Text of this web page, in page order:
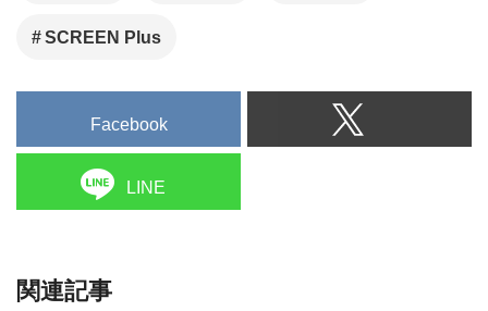
SCREEN Plus
Facebook
LINE
関連記事